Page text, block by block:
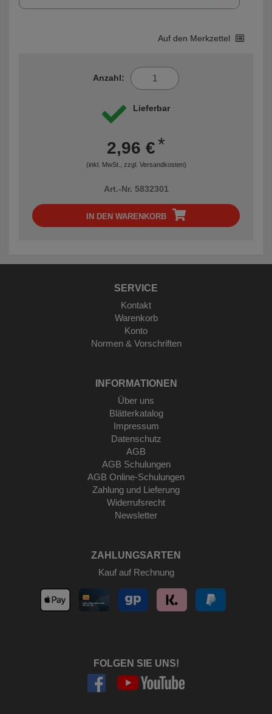
Auf den Merkzettel
Anzahl:
Lieferbar
2,96 €*
(inkl. MwSt., zzgl. Versandkosten)
Art.-Nr. 5832301
IN DEN WARENKORB
SERVICE
Kontakt
Warenkorb
Konto
Normen & Vorschriften
INFORMATIONEN
Über uns
Blätterkatalog
Impressum
Datenschutz
AGB
AGB Schulungen
AGB Online-Schulungen
Zahlung und Lieferung
Widerrufsrecht
Newsletter
ZAHLUNGSARTEN
Kauf auf Rechnung
FOLGEN SIE UNS!